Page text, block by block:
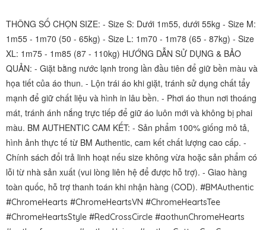
THÔNG SỐ CHỌN SIZE: - Size S: Dưới 1m55, dưới 55kg - Size M:
1m55 - 1m70 (50 - 65kg) - Size L: 1m70 - 1m78 (65 - 87kg) - Size
XL: 1m75 - 1m85 (87 - 110kg) HƯỚNG DẪN SỬ DỤNG & BẢO
QUẢN: - Giặt bằng nước lạnh trong lần đầu tiên để giữ bền màu và
họa tiết của áo thun. - Lộn trái áo khi giặt, tránh sử dụng chất tẩy
mạnh để giữ chất liệu và hình in lâu bền. - Phơi áo thun nơi thoáng
mát, tránh ánh nắng trực tiếp để giữ áo luôn mới và không bị phai
màu. BM AUTHENTIC CAM KẾT: - Sản phẩm 100% giống mô tả,
hình ảnh thực tế từ BM Authentic, cam kết chất lượng cao cấp. -
Chính sách đổi trả linh hoạt nếu size không vừa hoặc sản phẩm có
lỗi từ nhà sản xuất (vui lòng liên hệ để được hỗ trợ). - Giao hàng
toàn quốc, hỗ trợ thanh toán khi nhận hàng (COD). #BMAuthentic
#ChromeHearts #ChromeHeartsVN #ChromeHeartsTee
#ChromeHeartsStyle #RedCrossCircle #aothunChromeHearts